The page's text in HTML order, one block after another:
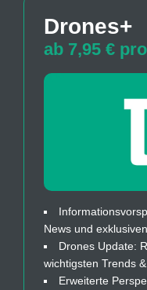
Drones+
ab 7,95 €
News und
Drones Update:
wichtigsten Trends
Erweiterte